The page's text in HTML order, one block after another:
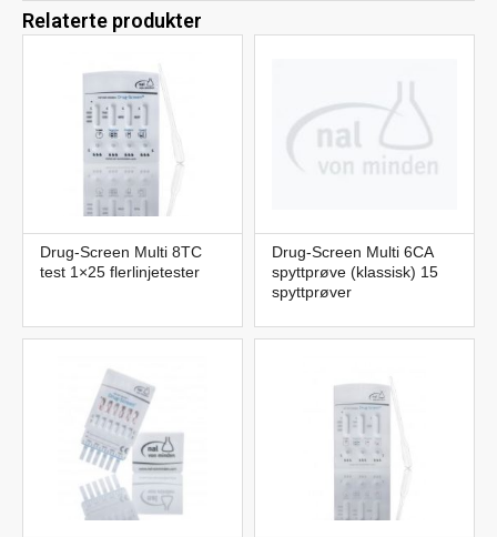
Relaterte produkter
Drug-Screen Multi 8TC
test 1×25 flerlinjetester
Drug-Screen Multi 6CA
spyttprøve (klassisk) 15
spyttprøver